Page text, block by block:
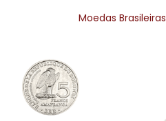
Moedas Brasileiras